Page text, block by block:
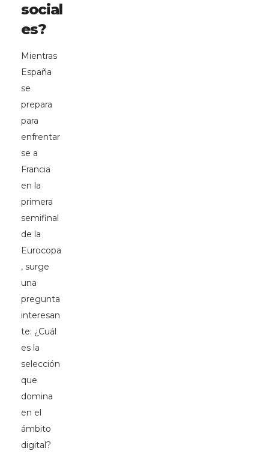
social
es?
Mientras
España
se
prepara
para
enfrentar
se a
Francia
en la
primera
semifinal
de la
Eurocopa
, surge
una
pregunta
interesan
te: ¿Cuál
es la
selección
que
domina
en el
ámbito
digital?